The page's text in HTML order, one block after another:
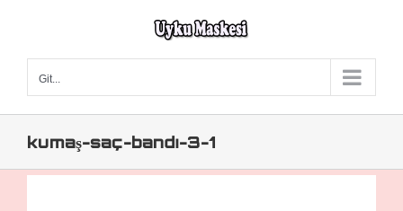
Git...
kumaş-saç-bandı-3-1